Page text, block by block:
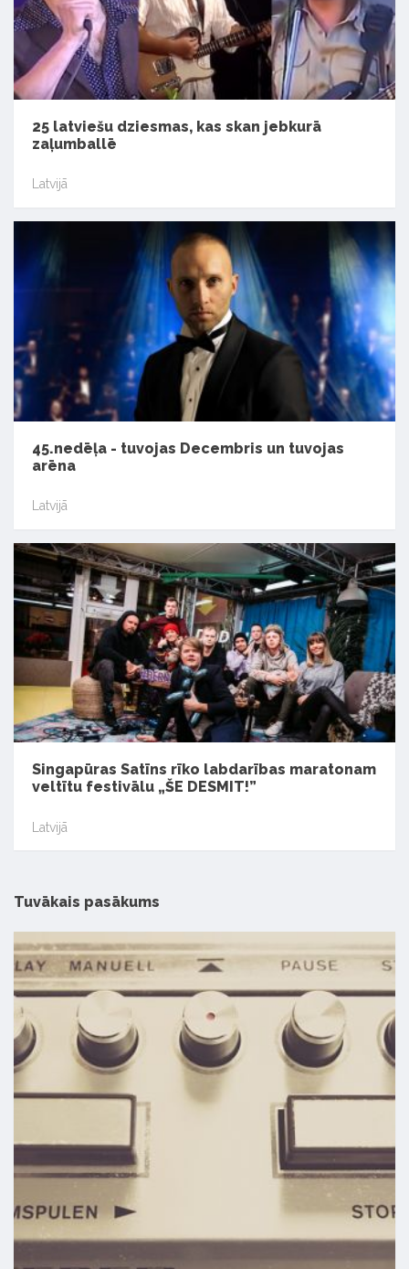
25 latviešu dziesmas, kas skan jebkurā
zaļumballē
Latvijā
45.nedēļa - tuvojas Decembris un tuvojas
arēna
Latvijā
Singapūras Satīns rīko labdarības maratonam
veltītu festivālu „ŠE DESMIT!”
Latvijā
Tuvākais pasākums